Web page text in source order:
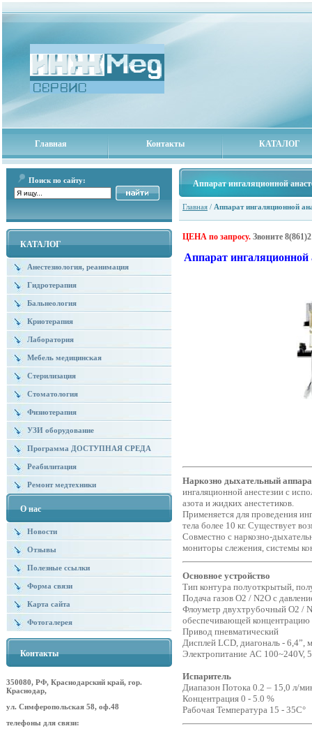
Главная Контакты КАТАЛОГ
Поиск по сайту:
КАТАЛОГ
Анестезиология, реанимация
Гидротерапия
Бальнеология
Криотерапия
Лаборатория
Мебель медицинская
Стерилизация
Стоматология
Физиотерапия
УЗИ оборудование
Программа ДОСТУПНАЯ СРЕДА
Реабилитация
Ремонт медтехники
О нас
Новости
Отзывы
Полезные ссылки
Форма связи
Карта сайта
Фотогалерея
Контакты
350080, РФ, Краснодарский край, гор.
Краснодар,
ул. Симферопольская 58, оф.48
телефоны для связи:
Аппарат ингаляционной
Главная / Аппарат ингаляционной
ЦЕНА по запросу. Звоните
Аппарат
Наркозно дыхательный
ингаляционной анестезии с
азота и жидких анестетиков.
Применяется для проведения
тела более 10 кг. Существует
Совместно с наркозно-
мониторы слежения, системы
Основное устройство
Тип контура полуоткрытый,
Подача газов O2 / N2O с
Флоуметр двухтрубочный O2 /
обеспечивающей концентрацию
Привод пневматический
Дисплей LCD, диагональ - 6,4”,
Электропитание AC 100~240V,
Испаритель
Диапазон Потока 0.2 – 15,0 л/
Концентрация 0 - 5.0 %
Рабочая Температура 15 - 35С°